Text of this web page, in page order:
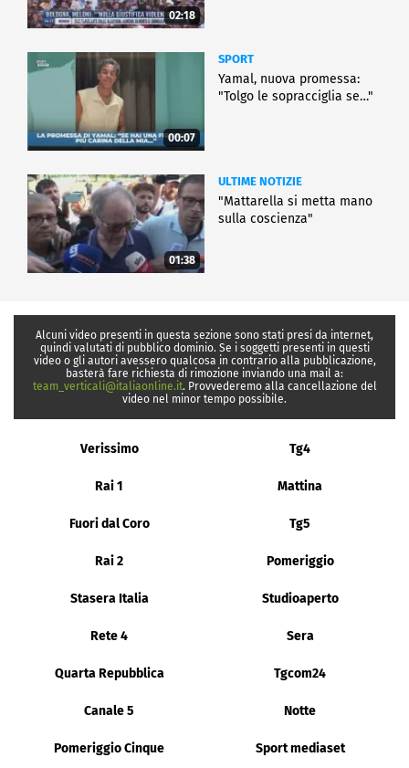
02:18
00:07
SPORT
Yamal, nuova promessa:
"Tolgo le sopracciglia se…"
01:38
ULTIME NOTIZIE
"Mattarella si metta mano
sulla coscienza"
Alcuni video presenti in questa sezione sono stati presi da internet,
quindi valutati di pubblico dominio. Se i soggetti presenti in questi
video o gli autori avessero qualcosa in contrario alla pubblicazione,
basterà fare richiesta di rimozione inviando una mail a:
team_verticali@italiaonline.it. Provvederemo alla cancellazione del
video nel minor tempo possibile.
Verissimo Tg4
Rai 1 Mattina
Fuori dal Coro Tg5
Rai 2 Pomeriggio
Stasera Italia Studioaperto
Rete 4 Sera
Quarta Repubblica Tgcom24
Canale 5 Notte
Pomeriggio Cinque Sport mediaset